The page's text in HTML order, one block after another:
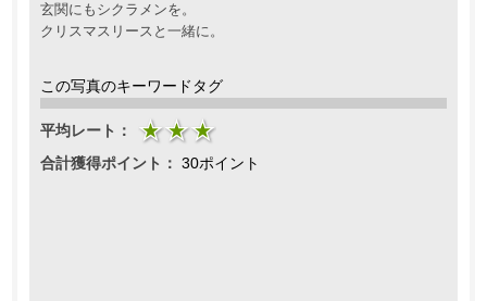
玄関にもシクラメンを。
クリスマスリースと一緒に。
この写真のキーワードタグ
平均レート：
合計獲得ポイント： 30ポイント